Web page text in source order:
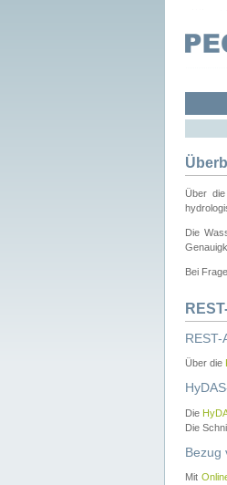
Über
Die
Bei
REST-
Über die
Die
Die
Bezug
Mit